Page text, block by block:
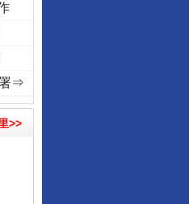
记初心使命 奋进复兴征程丨红船起航处 潮
署⇒
>>